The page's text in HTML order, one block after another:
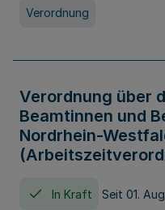
Verordnung
Verordnung über
Beamtinnen und
Nordrhein-
In Kraft Seit 01.